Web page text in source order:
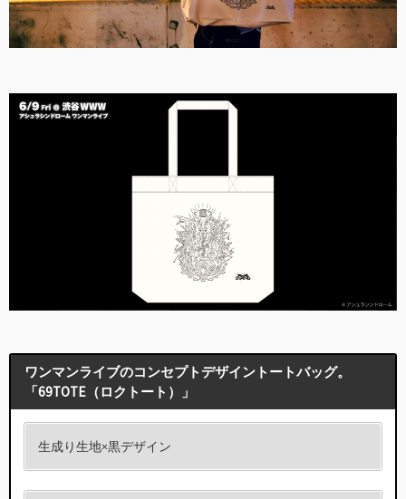
ワンマンライブのコンセプトデザイントートバッグ。
「69TOTE（ロクトート）」
生成り生地×黒デザイン